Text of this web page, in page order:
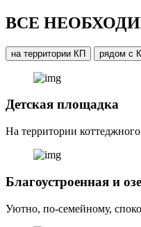
ВСЕ
на территории КП рядом с
Детская площадка
На территории
Благоустроенная и
Уютно, по-семейному,